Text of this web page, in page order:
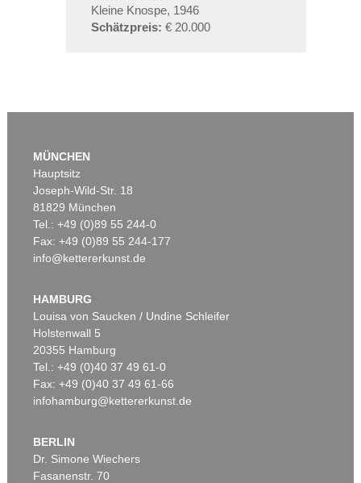
Kleine Knospe, 1946
Schätzpreis: € 20.000
MÜNCHEN
Hauptsitz
Joseph-Wild-Str. 18
81829 München
Tel.: +49 (0)89 55 244-0
Fax: +49 (0)89 55 244-177
info@kettererkunst.de
HAMBURG
Louisa von Saucken / Undine Schleifer
Holstenwall 5
20355 Hamburg
Tel.: +49 (0)40 37 49 61-0
Fax: +49 (0)40 37 49 61-66
infohamburg@kettererkunst.de
BERLIN
Dr. Simone Wiechers
Fasanenstr. 70